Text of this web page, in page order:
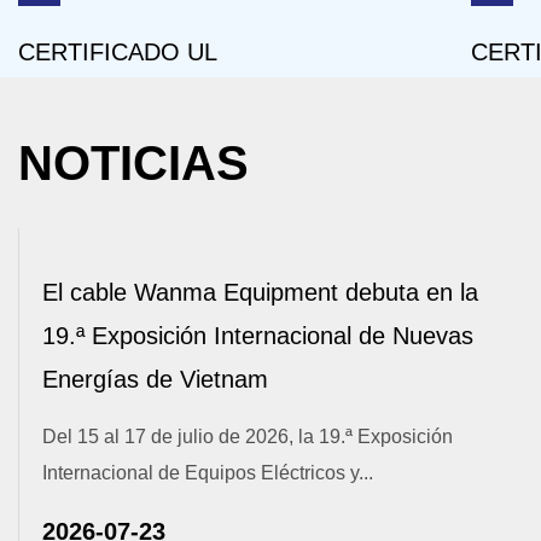
CERTIFICADO ISO14001
NOTICIAS
en la
Nuevas
Zhiqi Xincheng Strengths
Wanma Equipment Cable 2026
Marketing Conference
To comprehensively review the first half
operational achievements, set clear...